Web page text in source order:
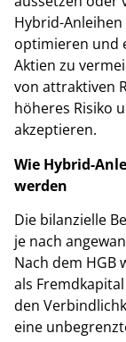
Hybrid-
optimieren und
Aktien zu
von attraktiven
höheres Risiko
akzeptieren.
Wie Hybrid-
werden
Die bilanzielle
je nach
Nach dem HGB
als
den
eine